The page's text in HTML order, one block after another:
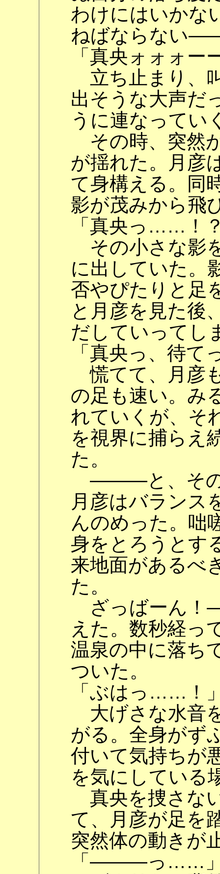
わけにはいかな
ねばならない
「真央ォォォー
立ち止まり、
出そうな大声だ
うに連なってい
その時、突然
が揺れた。月彦
て身構える。同
影が茂みから飛
「真央っ……！
その小さな影
に出していた。
否やぴたりと足
と月彦を見た後
だしていってし
「真央っ、待
慌てて、月彦
の足も速い。み
れていくが、そ
を視界に捕らえ
た。
―――と、その
月彦はバランス
んのめった。咄
身をとろうとす
来地面があるべ
た。
ざっばーん！
えた。数秒経っ
温泉の中に落ち
ついた。
「ぶはっ……！
大げさな水音
がる。全身がず
付いて気持ちが
を気にしている
真央を捜さな
て、月彦が足を
突然体の動きが
「―――っ……